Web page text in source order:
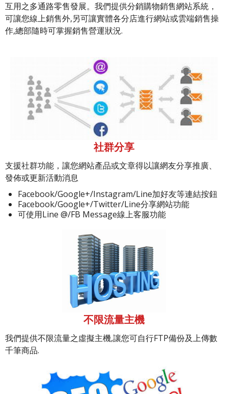
互用之多通路零售發展。我們提供分銷購物銷售網站系統，
可讓您線上銷售外,另可讓實體各分店進行網站或雲端銷售操
作,總部隨時可掌握銷售營運狀況.
社群分享
支援社群功能，讓您網站產品或文章得以讓網友分享推廣、
發佈或更新活動消息
Facebook/Google+/Instagram/Line加好友等連結按鈕
Facebook/Google+/Twitter/Line分享網站功能
可使用Line @/FB Message線上客服功能
不限流量主機
我們提供不限流量之虛擬主機,讓您可自行FTP備份及上傳數
千筆商品.